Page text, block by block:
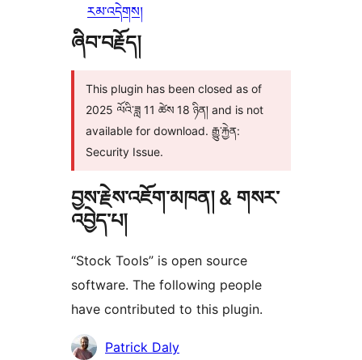
རམ་འདེགས།
ཞིབ་བརྗོད།
This plugin has been closed as of
2025 ལོའི་ཟླ 11 ཚེས 18 ཉིན། and is not
available for download. རྒྱུ་རྐྱེན:
Security Issue.
བྱས་རྗེས་འཇོག་མཁན། & གསར་
འབྱེད་པ།
“Stock Tools” is open source
software. The following people
have contributed to this plugin.
བྱས་
Patrick Daly